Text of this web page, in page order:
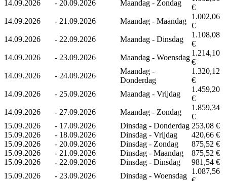
14.09.2026
- 20.09.2026 Maandag - Zondag
€
14.09.2026
- 21.09.2026 Maandag - Maandag
1.002,06
€
14.09.2026
- 22.09.2026 Maandag - Dinsdag
1.108,08
€
14.09.2026
- 23.09.2026 Maandag - Woensdag
1.214,10
€
14.09.2026
- 24.09.2026
Maandag -
Donderdag
1.320,12
€
14.09.2026
- 25.09.2026 Maandag - Vrijdag
1.459,20
€
14.09.2026
- 27.09.2026 Maandag - Zondag
1.859,34
€
15.09.2026
- 17.09.2026 Dinsdag - Donderdag 253,08 €
15.09.2026
- 18.09.2026 Dinsdag - Vrijdag
420,66 €
15.09.2026
- 20.09.2026 Dinsdag - Zondag
875,52 €
15.09.2026
- 21.09.2026 Dinsdag - Maandag
875,52 €
15.09.2026
- 22.09.2026 Dinsdag - Dinsdag
981,54 €
15.09.2026
- 23.09.2026 Dinsdag - Woensdag
1.087,56